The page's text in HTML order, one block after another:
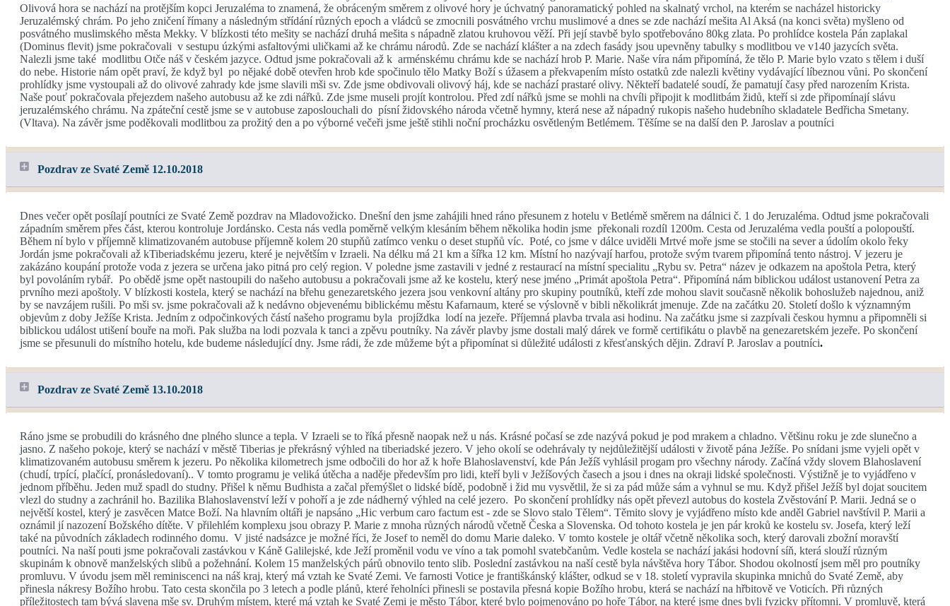
Olivová hora se nachází na protějším kopci Jeruzaléma to znamená, že obráceným směrem z olivové hory je úchvatný panoramatický pohled na skalnatý vrchol, na kterém se nacházel historicky
Jeruzalémský chrám. Po jeho zničení římany a následným střídání různých epoch a vládců se zmocnili posvátného vrchu muslimové a dnes se zde nachází mešita Al Aksá (na konci světa) myšleno od
posvátného muslimského města Mekky. V blízkosti této mešity se nachází druhá mešita s nápadně zlatou kruhovou věží. Při její stavbě bylo spotřebováno 80kg zlata. Po prohlídce kostela Pán zaplakal
(Dominus flevit) jsme pokračovali v sestupu úzkými asfaltovými uličkami až ke chrámu národů. Zde se nachází klášter a na zdech fasády jsou upevněny tabulky s modlitbou ve v140 jazycích světa.
Nalezli jsme také modlitbu Otče náš v českém jazyce. Odtud jsme pokračovali až k arménskému chrámu kde se nachází hrob P. Marie. Naše víra nám připomíná, že tělo P. Marie bylo vzato s tělem i duší
do nebe. Historie nám opět praví, že když byl po nějaké době otevřen hrob kde spočinulo tělo Matky Boží s úžasem a překvapením místo ostatků zde nalezli květiny vydávající líbeznou vůni. Po skončení
prohlídky jsme vystoupali až do olivové zahrady kde jsme slavili mši sv. Zde jsme obdivovali olivový háj, kde se nachází prastaré olivy. Někteří badatelé soudí, že pamatují časy před narozením Krista.
Naše pouť pokračovala přejezdem našeho autobusu až ke zdi nářků. Zde jsme museli projít kontrolou. Před zdí nářků jsme se mohli na chvíli připojit k modlitbám židů, kteří si zde připomínají slávu
jeruzalémského chrámu. Na zpáteční cestě jsme se v autobuse zaposlouchali do písní židovského národa včetně hymny, která nese až nápadný rukopis našeho hudebního skladatele Bedřicha Smetany.
(Vltava). Na závěr jsme poděkovali modlitbou za prožitý den a po výborné večeři jsme ještě stihli noční procházku osvětleným Betlémem. Těšíme se na další den P. Jaroslav a poutníci
Pozdrav ze Svaté Země 12.10.2018
Dnes večer opět posílají poutníci ze Svaté Země pozdrav na Mladovožicko. Dnešní den jsme zahájili hned ráno přesunem z hotelu v Betlémě směrem na dálnici č. 1 do Jeruzaléma. Odtud jsme pokračovali
západním směrem přes část, kterou kontroluje Jordánsko. Cesta nás vedla poměrně velkým klesáním během několika hodin jsme překonali rozdíl 1200m. Cesta od Jeruzaléma vedla pouští a polopouští.
Během ní bylo v příjemně klimatizovaném autobuse příjemně kolem 20 stupňů zatímco venku o deset stupňů víc. Poté, co jsme v dálce uviděli Mrtvé moře jsme se stočili na sever a údolím okolo řeky
Jordán jsme pokračovali až kTiberiadskému jezeru, které je největším v Izraeli. Na délku má 21 km a šířka 12 km. Místní ho nazývají harfou, protože svým tvarem připomíná tento nástroj. V jezeru je
zakázáno koupání protože voda z jezera se určena jako pitná pro celý region. V poledne jsme zastavili v jedné z restaurací na místní specialitu „Rybu sv. Petra“ název je odkazem na apoštola Petra, který
byl povoláním rybář. Po obědě jsme opět nastoupili do našeho autobusu a pokračovali jsme až ke kostelu, který nese jméno „Primát apoštola Petra“. Připomíná nám biblickou událost ustanovení Petra za
prvního mezi apoštoly. V blízkosti kostela, který se nachází na břehu genezaretského jezera jsou venkovní altány pro skupiny poutníků, kteří zde mohou slavit současně několik bohoslužeb najednou, aniž
by se navzájem rušili. Po mši sv. jsme pokračovali až k nedávno objevenému biblickému městu Kafarnaum, které se výslovně v bibli několikrát jmenuje. Zde na začátku 20. Století došlo k významným
objevům z doby Ježíše Krista. Jedním z odpočinkových částí našeho programu byla projíždka lodí na jezeře. Příjemná plavba trvala asi hodinu. Na začátku jsme si zazpívali českou hymnu a připomněli si
biblickou událost utišení bouře na moři. Pak služba na lodi pozvala k tanci a zpěvu poutníky. Na závěr plavby jsme dostali malý dárek ve formě certifikátu o plavbě na genezaretském jezeře. Po skončení
jsme se přesunuli do místního hotelu, kde budeme následující dny. Jsme rádi, že zde můžeme být a připomínat si důležité události z křesťanských dějin. Zdraví P. Jaroslav a poutníci.
Pozdrav ze Svaté Země 13.10.2018
Ráno jsme se probudili do krásného dne plného slunce a tepla. V Izraeli se to říká přesně naopak než u nás. Krásné počasí se zde nazývá pokud je pod mrakem a chladno. Většinu roku je zde slunečno a
jasno. Z našeho pokoje, který se nachází v městě Tiberias je překrásný výhled na tiberiadské jezero. V jeho okolí se odehrávaly ty nejdůležitější události v životě pána Ježíše. Po snídani jsme vyjeli opět v
klimatizovaném autobusu směrem k jezeru. Po několika kilometrech jsme odbočili do hor až k hoře Blahoslavenství, kde Pán Ježíš vyhlásil progam pro všechny národy. Začíná vždy slovem Blahoslavení
(chudí, trpící, plačící, pronásledovaní).. V tomto programu je veliká útěcha a naděje především pro lidi, kteří byli v Ježíšových časech a jsou i dnes na okraji lidské společnosti. Výstižně je to vyjádřeno v
jednom příběhu. Jeden muž spadl do studny. Přišel k němu Budhista a začal přemýšlet o lidské bídě, podobně i žid mu vysvětlil, že si za pád může sám a vyhnul se mu. Když přišel Ježíš byl dojat soucitem
vlezl do studny a zachránil ho. Bazilika Blahoslavenství leží v pohoří a je zde nádherný výhled na celé jezero. Po skončení prohlídky nás opět převezl autobus do kostela Zvěstování P. Marii. Jedná se o
největší kostel, který je zasvěcen Matce Boží. Na hlavním oltáři je napsáno „Hic verbum caro factum est - zde se Slovo stalo Tělem“. Těmito slovy je vyjádřeno místo kde anděl Gabriel navštívil P. Marii a
oznámil jí nazození Božského dítěte. V přilehlém komplexu jsou obrazy P. Marie z mnoha různých národů včetně Česka a Slovenska. Od tohoto kostela je jen pár kroků ke kostelu sv. Josefa, který leží
také na původních základech rodinného domu. V jisté nadsázce je možné říci, že Josef to neměl do domu Marie daleko. V tomto kostele je oltář včetně několika soch, který darovali zbožní moravští
poutníci. Na naší pouti jsme pokračovali zastávkou v Káně Galilejské, kde Ježí proměnil vodu ve víno a tak pomohl svatebčanům. Vedle kostela se nachází jakási hodovní síň, která slouží různým
skupinám k obnově manželských slibů a požehnání. Kolem 15 manželských párů obnovilo tento slib. Poslední zastávkou na naší cestě byla návštěva hory Tábor. Shodou okolností jsem měl pro poutníky
promluvu. V úvodu jsem měl reminiscenci na náš kraj, který má vztah ke Svaté Zemi. Ve farnosti Votice je františkánský klášter, odkud se v 18. století vypravila skupinka mnichů do Svaté Země, aby
přinesla nákresy Božího hrobu. Tato cesta skončila po 3 letech a podle plánů, které řeholníci přinesli se postavila přesná kopie Božího hrobu, která se nachází na hřbitově ve Voticích. Při různých
příležitostech tam bývá slavena mše sv. Druhým místem, které má vztah ke Svaté Zemi je město Tábor, které bylo pojmenováno po hoře Tábor, na které jsme dnes byli fyzicky přítomni. V promluvě, která